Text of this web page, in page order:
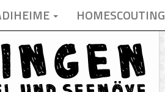
HOMESCOUTING